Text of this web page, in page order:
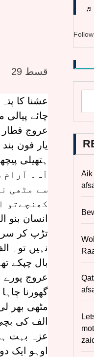
قسط 29
عشنا کا
چائے
عروج
یار فون
ہتھیلی
آہ۔ آرام
سے مٹھی
کھنچےتو
انسان
تڑپ کر سر
نہیں تو۔
بال چپکے
عروج پورے
گھورنا
مٹھی بھر
الف کی
عزہ بہت
اوہو ایک
♬
Aik